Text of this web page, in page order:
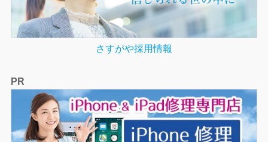
さすがや採用情報
PR